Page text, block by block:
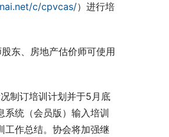
c/cpvcas/）进行培
东、房地产估价师可使用
制订培训计划并于5月底
统（会员版）输入培训
工作总结。协会将加强继